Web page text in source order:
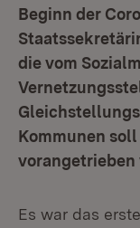
Beginn der
die vom
Kommunen
vorangetrieben
Es war das